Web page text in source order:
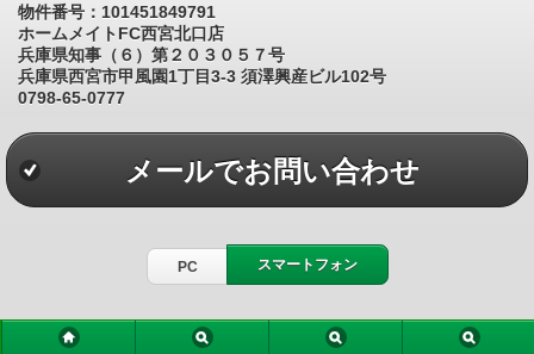
物件番号：101451849791
ホームメイトFC西宮北口店
兵庫県知事（６）第２０３０５７号
兵庫県西宮市甲風園1丁目3-3 須澤興産ビル102号
0798-65-0777
メールでお問い合わせ
PC スマートフォン